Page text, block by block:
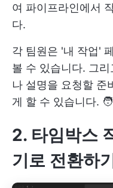
여 파이프라인에서
다.
각 팀원은 '내 작업'
볼 수 있습니다. 그
나 설명을 요청할 준
게 할 수 있습니다.
2. 타임박스
기로 전환하